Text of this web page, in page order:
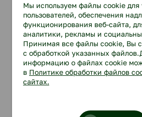
Мы используем файлы cookie для
пользователей, обеспечения
функционирования веб-сайта,
аналитики, рекламы и
Принимая все файлы cookie, Вы
с обработкой указанных
информацию о файлах cookie
в Политике обработки файлов
сайтах.